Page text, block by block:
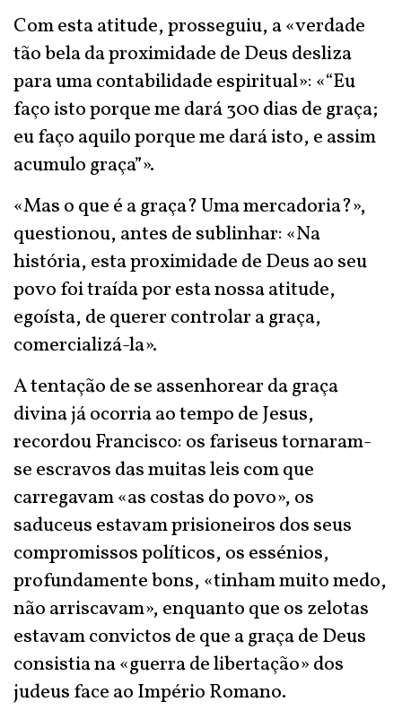
Com esta atitude, prosseguiu, a «verdade
tão bela da proximidade de Deus desliza
para uma contabilidade espiritual»: «“Eu
faço isto porque me dará 300 dias de graça;
eu faço aquilo porque me dará isto, e assim
acumulo graça”».
«Mas o que é a graça? Uma mercadoria?»,
questionou, antes de sublinhar: «Na
história, esta proximidade de Deus ao seu
povo foi traída por esta nossa atitude,
egoísta, de querer controlar a graça,
comercializá-la».
A tentação de se assenhorear da graça
divina já ocorria ao tempo de Jesus,
recordou Francisco: os fariseus tornaram-
se escravos das muitas leis com que
carregavam «as costas do povo», os
saduceus estavam prisioneiros dos seus
compromissos políticos, os essénios,
profundamente bons, «tinham muito medo,
não arriscavam», enquanto que os zelotas
estavam convictos de que a graça de Deus
consistia na «guerra de libertação» dos
judeus face ao Império Romano.